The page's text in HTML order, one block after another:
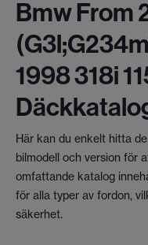
Bmw From
1998 318i
Här kan du enkelt hitta
bilmodell och version för
omfattande katalog
för alla typer av fordon,
säkerhet.